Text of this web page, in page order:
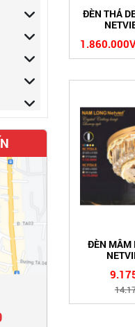
ĐÈN THẢ
ĐÈN MÂM